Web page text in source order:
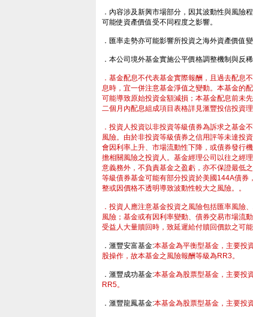
．內容涉及新興市場部分，因其波動性與風險
可能使資產價值受不同程度之影響。
．匯率走勢亦可能影響所投資之海外資產價值變
．本公司境外基金實施公平價格調整機制與反
．基金配息不代表基金實際報酬，且過去配息
息時，宜一併注意基金淨值之變動。本基金的
可能導致原始投資金額減損；本基金配息前未
二個月內配息組成項目表格詳見滙豐投信投資理
．投資人投資以非投資等級債券為訴求之基金
風險。由於非投資等級債券之信用評等未達投
會因利率上升、市場流動性下降，或債券發行
擔相關風險之投資人。基金經理公司以往之經
意義務外，不負責基金之盈虧，亦不保證最低
等級債券基金可能有部分投資於美國144A債
整或因價格不透明導致波動性較大之風險。。
．投資人應注意基金投資之風險包括匯率風險
風險；基金或有因利率變動、債券交易市場流
受益人大量贖回時，致延遲給付贖回價款之可能
．滙豐安富基金:本基金為平衡型基金，主要投
股操作，故本基金之風險報酬等級為RR3。
．滙豐成功基金:本基金為股票型基金，主要投
RR5。
．滙豐龍鳳基金:本基金為股票型基金，主要投